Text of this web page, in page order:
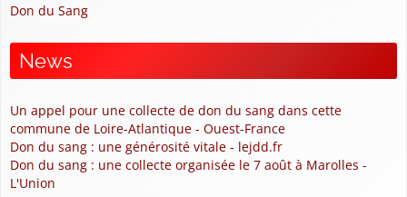
Don du Sang
News
Un appel pour une collecte de don du sang dans cette
commune de Loire-Atlantique - Ouest-France
Don du sang : une générosité vitale - lejdd.fr
Don du sang : une collecte organisée le 7 août à Marolles -
L'Union